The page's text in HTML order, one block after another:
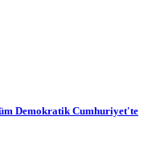
Demokratik Cumhuriyet'te